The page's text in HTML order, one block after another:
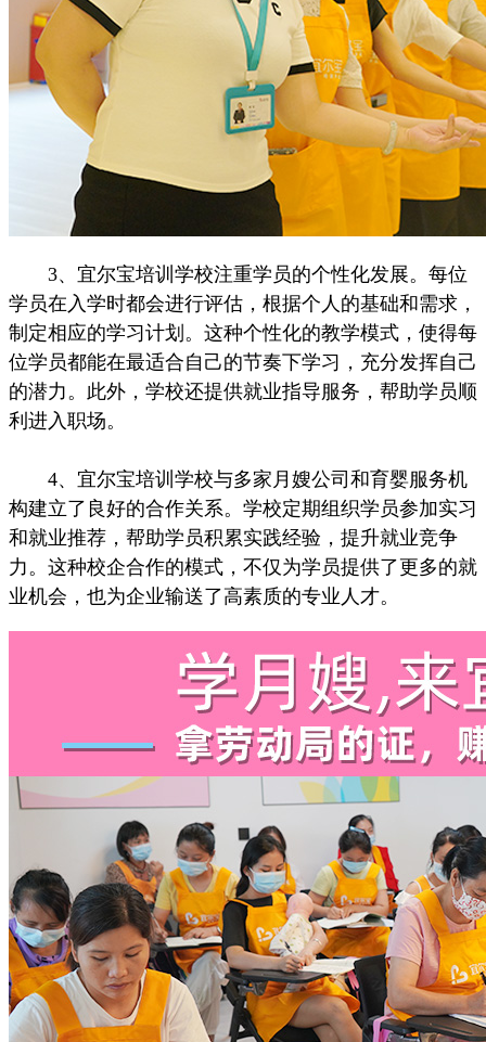
3、宜尔宝培训学校注重学员的个性化发展。每位
学员在入学时都会进行评估，根据个人的基础和需求，
制定相应的学习计划。这种个性化的教学模式，使得每
位学员都能在最适合自己的节奏下学习，充分发挥自己
的潜力。此外，学校还提供就业指导服务，帮助学员顺
利进入职场。
4、宜尔宝培训学校与多家月嫂公司和育婴服务机
构建立了良好的合作关系。学校定期组织学员参加实习
和就业推荐，帮助学员积累实践经验，提升就业竞争
力。这种校企合作的模式，不仅为学员提供了更多的就
业机会，也为企业输送了高素质的专业人才。